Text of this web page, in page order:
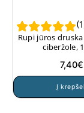
(1
Rupi jūros
ciberžole,
7,40€
Į